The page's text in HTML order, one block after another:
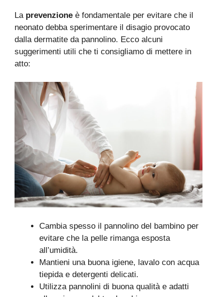
La prevenzione è fondamentale per evitare che il
neonato debba sperimentare il disagio provocato
dalla dermatite da pannolino. Ecco alcuni
suggerimenti utili che ti consigliamo di mettere in
atto:
Cambia spesso il pannolino del bambino per
evitare che la pelle rimanga esposta
all’umidità.
Mantieni una buona igiene, lavalo con acqua
tiepida e detergenti delicati.
Utilizza pannolini di buona qualità e adatti